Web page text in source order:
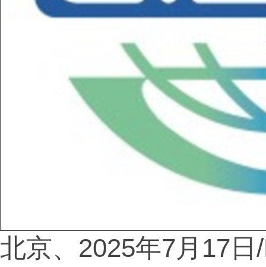
北京、2025年7月17